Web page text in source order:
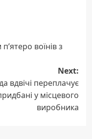
воїнів з
Next:
вдвічі переплачує
у місцевого
виробника